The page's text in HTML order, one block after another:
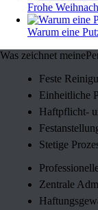
Frohe
Warum eine
Was zeichnet
Feste
Einheitliche
Haftpflicht-
Stetige
Zentrale